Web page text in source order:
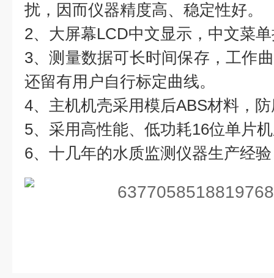
扰，因而仪器精度高、稳定性好。
2、大屏幕LCD中文显示，中文菜
3、测量数据可长时间保存，工作
还留有用户自行标定曲线。
4、主机机壳采用模后ABS材料，
5、采用高性能、低功耗16位单片
6、十几年的水质监测仪器生产经